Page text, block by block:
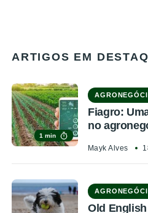
ARTIGOS EM
1 min
Fiagro:
no
Mayk Alves
Old